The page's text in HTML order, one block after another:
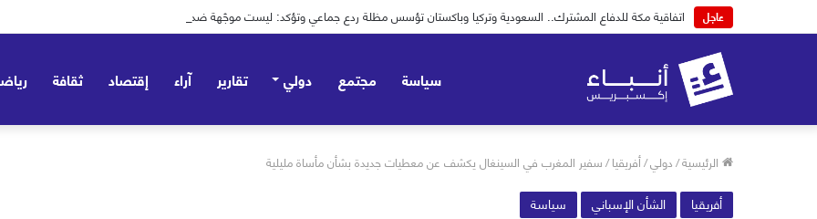
عاجل اتفاقية مكة للدفاع المشترك.. السعودية وتركيا وباكستان تؤسس مظلة ردع جماعي وتؤكد: ليست موجّهة ضد أي طرف – صور
سياسة مجتمع دولي تقارير آراء إقتصاد ثقافة
الرئيسية/دولي/أفريقيا/سفير المغرب في السينغال يكشف عن معطيات جديدة بشأن مأساة مليلية
أفريقيا الشأن الإسباني سياسة